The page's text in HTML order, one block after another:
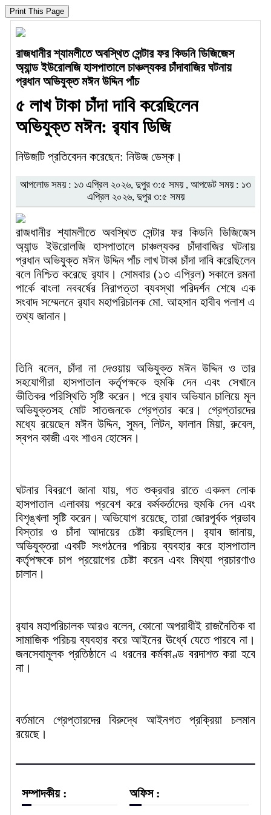
রাজধানীর শ্যামলীতে অবস্থিত সেন্টার ফর কিডনি ডিজিজেস
অ্যান্ড ইউরোলজি হাসপাতালে চাঞ্চল্যকর চাঁদাবাজির ঘটনায়
প্রধান অভিযুক্ত মঈন উদ্দিন পাঁচ
৫ লাখ টাকা চাঁদা দাবি করেছিলেন
অভিযুক্ত মঈন: র‍্যাব ডিজি
নিউজটি প্রতিবেদন করেছেন: নিউজ ডেস্ক।
আপলোড সময় : ১৩ এপ্রিল ২০২৬, দুপুর ৩:৫ সময় , আপডেট সময় : ১৩
এপ্রিল ২০২৬, দুপুর ৩:৫ সময়
রাজধানীর শ্যামলীতে অবস্থিত সেন্টার ফর কিডনি ডিজিজেস
অ্যান্ড ইউরোলজি হাসপাতালে চাঞ্চল্যকর চাঁদাবাজির ঘটনায়
প্রধান অভিযুক্ত মঈন উদ্দিন পাঁচ লাখ টাকা চাঁদা দাবি করেছিলেন
বলে নিশ্চিত করেছে র‌্যাব। সোমবার (১৩ এপ্রিল) সকালে রমনা
পার্কে বাংলা নববর্ষের নিরাপত্তা ব্যবস্থা পরিদর্শন শেষে এক
সংবাদ সম্মেলনে র‌্যাব মহাপরিচালক মো. আহসান হাবীব পলাশ এ
তথ্য জানান।
তিনি বলেন, চাঁদা না দেওয়ায় অভিযুক্ত মঈন উদ্দিন ও তার
সহযোগীরা হাসপাতাল কর্তৃপক্ষকে হুমকি দেন এবং সেখানে
ভীতিকর পরিস্থিতি সৃষ্টি করেন। পরে র‌্যাব অভিযান চালিয়ে মূল
অভিযুক্তসহ মোট সাতজনকে গ্রেপ্তার করে। গ্রেপ্তারদের
মধ্যে রয়েছেন মঈন উদ্দিন, সুমন, লিটন, ফালান মিয়া, রুবেল,
স্বপন কাজী এবং শাওন হোসেন।
ঘটনার বিবরণে জানা যায়, গত শুক্রবার রাতে একদল লোক
হাসপাতাল এলাকায় প্রবেশ করে কর্মকর্তাদের হুমকি দেন এবং
বিশৃঙ্খলা সৃষ্টি করেন। অভিযোগ রয়েছে, তারা জোরপূর্বক প্রভাব
বিস্তার ও চাঁদা আদায়ের চেষ্টা করছিলেন। র‌্যাব জানায়,
অভিযুক্তরা একটি সংগঠনের পরিচয় ব্যবহার করে হাসপাতাল
কর্তৃপক্ষকে চাপ প্রয়োগের চেষ্টা করেন এবং মিথ্যা প্রচারণাও
চালান।
র‌্যাব মহাপরিচালক আরও বলেন, কোনো অপরাধীই রাজনৈতিক বা
সামাজিক পরিচয় ব্যবহার করে আইনের ঊর্ধ্বে যেতে পারবে না।
জনসেবামূলক প্রতিষ্ঠানে এ ধরনের কর্মকাণ্ড বরদাশত করা হবে
না।
বর্তমানে গ্রেপ্তারদের বিরুদ্ধে আইনগত প্রক্রিয়া চলমান
রয়েছে।
সম্পাদকীয় : অফিস :